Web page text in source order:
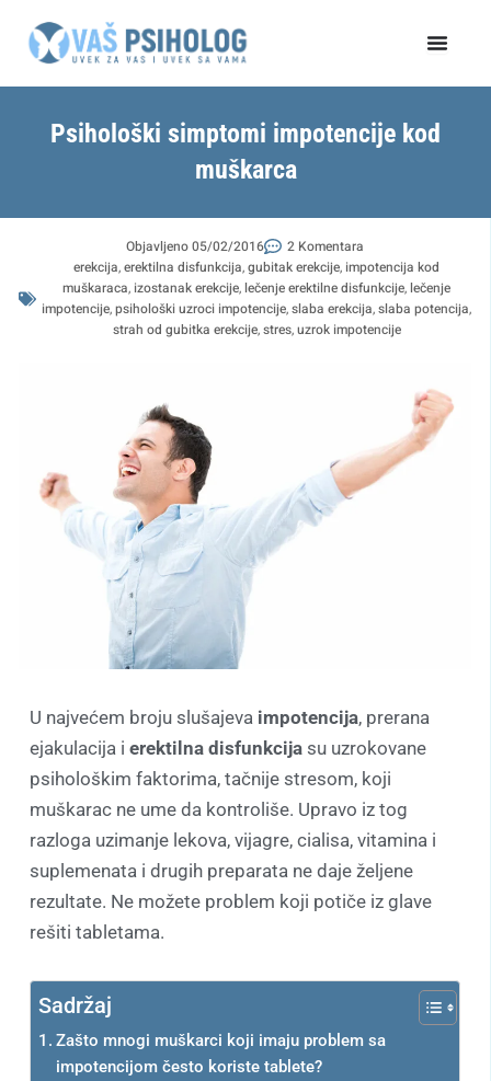
Psihološki simptomi impotencije kod
muškarca
Objavljeno05/02/2016
2 Komentara
erekcija,erektilna disfunkcija,gubitak erekcije, impotencija kod
muškaraca, izostanak erekcije, lečenje erektilne disfunkcije, lečenje
impotencije,psihološki uzroci impotencije,slaba erekcija,slaba potencija,
strah od gubitka erekcije,stres,uzrok impotencije
U najvećem broju slušajeva impotencija, prerana
ejakulacija i erektilna disfunkcija su uzrokovane
psihološkim faktorima, tačnije stresom, koji
muškarac ne ume da kontroliše. Upravo iz tog
razloga uzimanje lekova, vijagre, cialisa, vitamina i
suplemenata i drugih preparata ne daje željene
rezultate. Ne možete problem koji potiče iz glave
rešiti tabletama.
Sadržaj
Zašto mnogi muškarci koji imaju problem sa
impotencijom često koriste tablete?